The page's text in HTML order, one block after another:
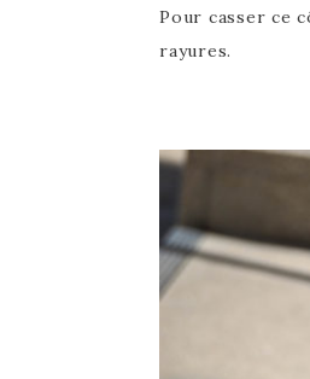
Pour casser ce
rayures.